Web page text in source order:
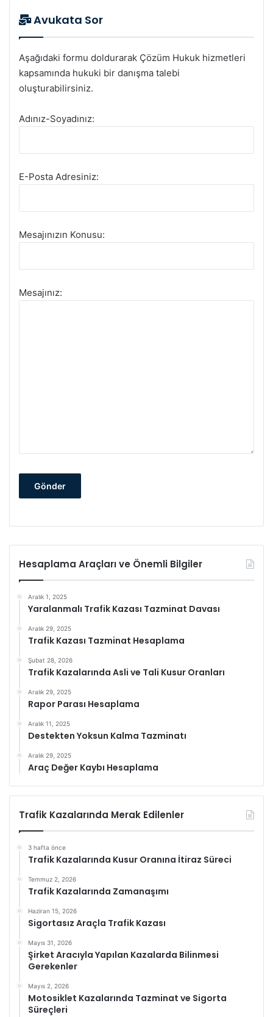
Avukata Sor
Aşağıdaki formu doldurarak Çözüm Hukuk hizmetleri
kapsamında hukuki bir danışma talebi
oluşturabilirsiniz.
Adınız-Soyadınız:
E-Posta Adresiniz:
Mesajınızın Konusu:
Mesajınız:
Hesaplama Araçları ve Önemli Bilgiler
Aralık 1, 2025
Yaralanmalı Trafik Kazası Tazminat Davası
Aralık 29, 2025
Trafik Kazası Tazminat Hesaplama
Şubat 28, 2026
Trafik Kazalarında Asli ve Tali Kusur Oranları
Aralık 29, 2025
Rapor Parası Hesaplama
Aralık 11, 2025
Destekten Yoksun Kalma Tazminatı
Aralık 29, 2025
Araç Değer Kaybı Hesaplama
Trafik Kazalarında Merak Edilenler
3 hafta önce
Trafik Kazalarında Kusur Oranına İtiraz Süreci
Temmuz 2, 2026
Trafik Kazalarında Zamanaşımı
Haziran 15, 2026
Sigortasız Araçla Trafik Kazası
Mayıs 31, 2026
Şirket Aracıyla Yapılan Kazalarda Bilinmesi
Gerekenler
Mayıs 2, 2026
Motosiklet Kazalarında Tazminat ve Sigorta
Süreçleri